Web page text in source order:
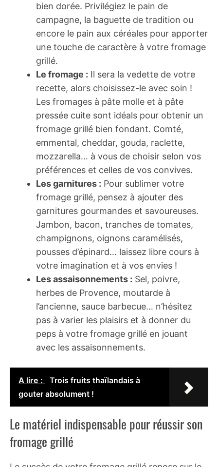
bien dorée. Privilégiez le pain de
campagne, la baguette de tradition ou
encore le pain aux céréales pour apporter
une touche de caractère à votre fromage
grillé.
Le fromage : Il sera la vedette de votre
recette, alors choisissez-le avec soin !
Les fromages à pâte molle et à pâte
pressée cuite sont idéals pour obtenir un
fromage grillé bien fondant. Comté,
emmental, cheddar, gouda, raclette,
mozzarella… à vous de choisir selon vos
préférences et celles de vos convives.
Les garnitures : Pour sublimer votre
fromage grillé, pensez à ajouter des
garnitures gourmandes et savoureuses.
Jambon, bacon, tranches de tomates,
champignons, oignons caramélisés,
pousses d’épinard… laissez libre cours à
votre imagination et à vos envies !
Les assaisonnements : Sel, poivre,
herbes de Provence, moutarde à
l’ancienne, sauce barbecue… n’hésitez
pas à varier les plaisirs et à donner du
peps à votre fromage grillé en jouant
avec les assaisonnements.
A lire :
Trois fruits thaïlandais à
gouter absolument !
Le matériel indispensable pour réussir son
fromage grillé